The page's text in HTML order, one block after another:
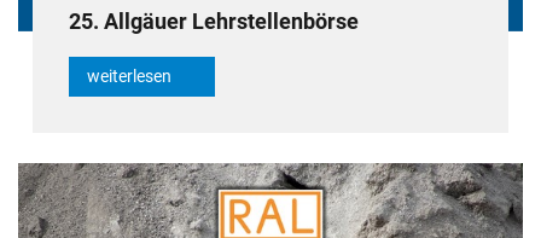
25. Allgäuer Lehrstellenbörse
weiterlesen